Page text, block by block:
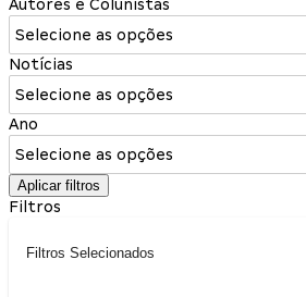
Autores e Colunistas
Selecione as opções
Notícias
Selecione as opções
Ano
Selecione as opções
Aplicar filtros
Filtros
Filtros Selecionados